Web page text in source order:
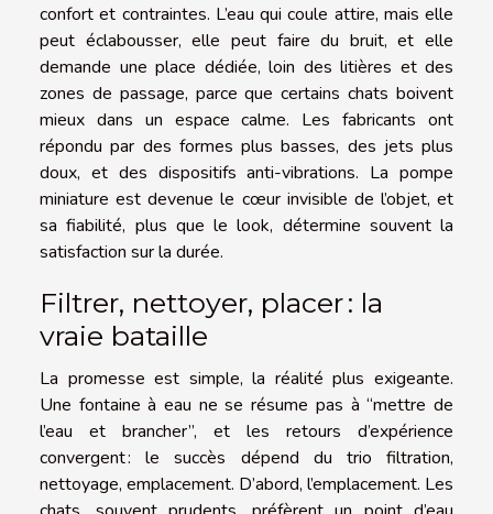
confort et contraintes. L’eau qui coule attire, mais elle
peut éclabousser, elle peut faire du bruit, et elle
demande une place dédiée, loin des litières et des
zones de passage, parce que certains chats boivent
mieux dans un espace calme. Les fabricants ont
répondu par des formes plus basses, des jets plus
doux, et des dispositifs anti-vibrations. La pompe
miniature est devenue le cœur invisible de l’objet, et
sa fiabilité, plus que le look, détermine souvent la
satisfaction sur la durée.
Filtrer, nettoyer, placer : la
vraie bataille
La promesse est simple, la réalité plus exigeante.
Une fontaine à eau ne se résume pas à “mettre de
l’eau et brancher”, et les retours d’expérience
convergent : le succès dépend du trio filtration,
nettoyage, emplacement. D’abord, l’emplacement. Les